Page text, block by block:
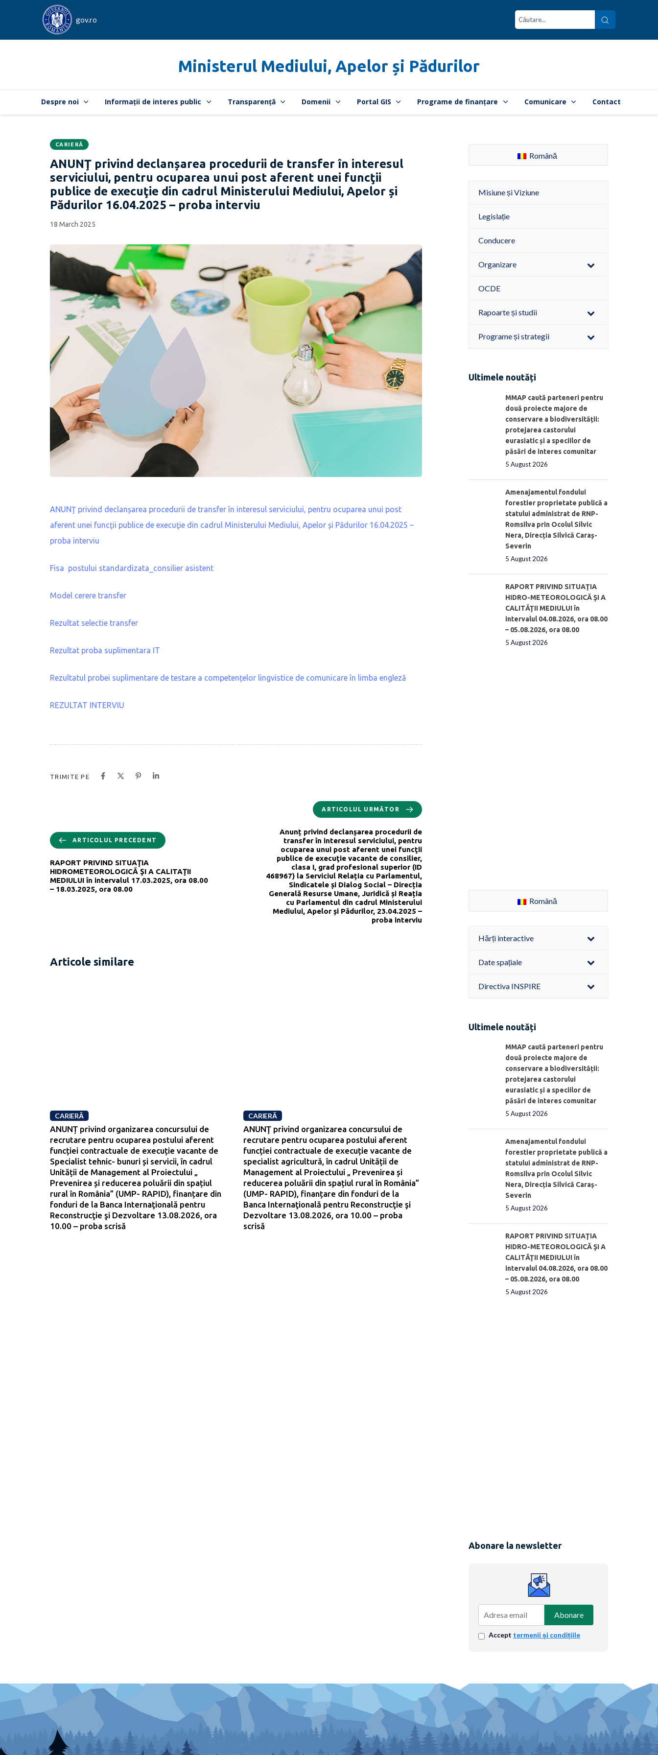
gov.ro
Ministerul Mediului, Apelor și Pădurilor
Despre noi Informații de interes public Transparență Domenii Portal GIS Programe de finanțare Comunicare Contact
CATEGORIA:
CARIERĂ
ANUNŢ privind declanșarea procedurii de transfer în interesul
serviciului, pentru ocuparea unui post aferent unei funcţii
publice de execuţie din cadrul Ministerului Mediului, Apelor și
Pădurilor 16.04.2025 – proba interviu
Data
publicării:
18 March 2025
ANUNŢ privind declanșarea procedurii de transfer în interesul serviciului, pentru ocuparea unui post
aferent unei funcţii publice de execuţie din cadrul Ministerului Mediului, Apelor și Pădurilor 16.04.2025 –
proba interviu
Fisa postului standardizata_consilier asistent
Model cerere transfer
Rezultat selectie transfer
Rezultat proba suplimentara IT
Rezultatul probei suplimentare de testare a competențelor lingvistice de comunicare în limba engleză
REZULTAT INTERVIU
TRIMITE PE
ARTICOLUL PRECEDENT
RAPORT PRIVIND SITUAŢIA
HIDROMETEOROLOGICĂ ŞI A CALITAŢII
MEDIULUI în intervalul 17.03.2025, ora 08.00
– 18.03.2025, ora 08.00
ARTICOLUL URMĂTOR
Anunț privind declanșarea procedurii de
transfer în interesul serviciului, pentru
ocuparea unui post aferent unei funcţii
publice de execuţie vacante de consilier,
clasa I, grad profesional superior (ID
468967) la Serviciul Relația cu Parlamentul,
Sindicatele și Dialog Social – Direcția
Generală Resurse Umane, Juridică și Reația
cu Parlamentul din cadrul Ministerului
Mediului, Apelor și Pădurilor, 23.04.2025 –
proba interviu
Articole similare
CARIERĂ
ANUNȚ privind organizarea concursului de
recrutare pentru ocuparea postului aferent
funcției contractuale de execuție vacante de
Specialist tehnic- bunuri și servicii, în cadrul
Unității de Management al Proiectului „
Prevenirea și reducerea poluării din spațiul
rural în România” (UMP- RAPID), finanțare din
fonduri de la Banca Internaţională pentru
Reconstrucţie şi Dezvoltare 13.08.2026, ora
10.00 – proba scrisă
CARIERĂ
ANUNŢ privind organizarea concursului de
recrutare pentru ocuparea postului aferent
funcției contractuale de execuție vacante de
specialist agricultură, în cadrul Unității de
Management al Proiectului „ Prevenirea și
reducerea poluării din spațiul rural în România”
(UMP- RAPID), finanțare din fonduri de la
Banca Internaţională pentru Reconstrucţie şi
Dezvoltare 13.08.2026, ora 10.00 – proba
scrisă
Română
Misiune și Viziune
Legislație
Conducere
Organizare
OCDE
Rapoarte și studii
Programe și strategii
Ultimele noutăți
MMAP caută parteneri pentru
două proiecte majore de
conservare a biodiversității:
protejarea castorului
eurasiatic și a speciilor de
păsări de interes comunitar
5 August 2026
Amenajamentul fondului
forestier proprietate publică a
statului administrat de RNP-
Romsilva prin Ocolul Silvic
Nera, Direcția Silvică Caraș-
Severin
5 August 2026
RAPORT PRIVIND SITUAŢIA
HIDRO-METEOROLOGICĂ ŞI A
CALITĂŢII MEDIULUI în
intervalul 04.08.2026, ora 08.00
– 05.08.2026, ora 08.00
5 August 2026
Română
Hărți interactive
Date spațiale
Directiva INSPIRE
Ultimele noutăți
MMAP caută parteneri pentru
două proiecte majore de
conservare a biodiversității:
protejarea castorului
eurasiatic și a speciilor de
păsări de interes comunitar
5 August 2026
Amenajamentul fondului
forestier proprietate publică a
statului administrat de RNP-
Romsilva prin Ocolul Silvic
Nera, Direcția Silvică Caraș-
Severin
5 August 2026
RAPORT PRIVIND SITUAŢIA
HIDRO-METEOROLOGICĂ ŞI A
CALITĂŢII MEDIULUI în
intervalul 04.08.2026, ora 08.00
– 05.08.2026, ora 08.00
5 August 2026
Abonare la newsletter
Abonare
Accept termenii și condițiile